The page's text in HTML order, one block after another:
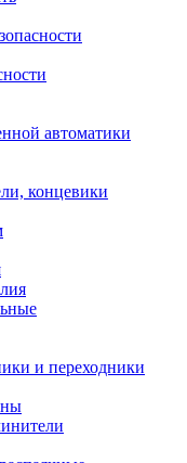
автоматики
концевики
и переходники